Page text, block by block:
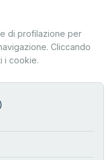
di profilazione per
Cliccando
i cookie.